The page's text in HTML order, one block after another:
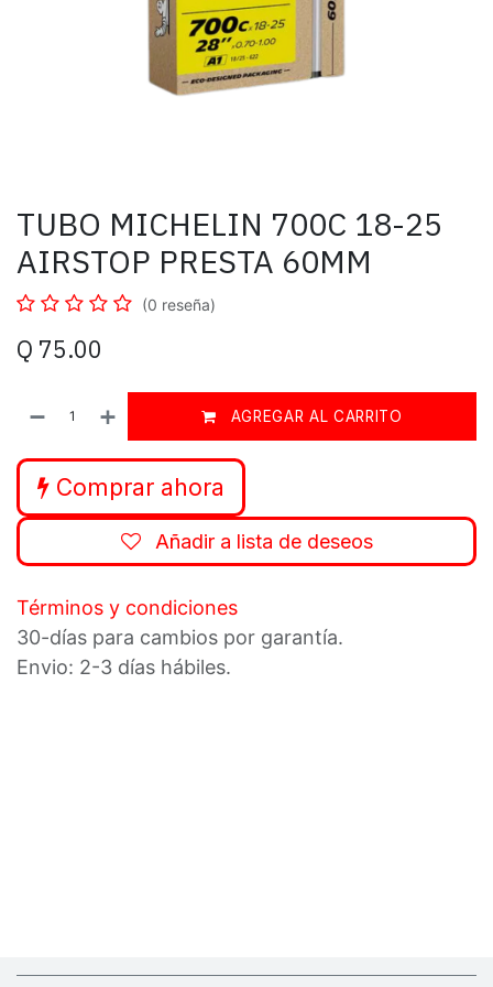
TUBO MICHELIN 700C 18-25
AIRSTOP PRESTA 60MM
(0 reseña)
Q 75.00
AGREGAR AL CARRITO
Comprar ahora
Añadir a lista de deseos
Términos y condiciones
30-días para cambios por garantía.
Envio: 2-3 días hábiles.